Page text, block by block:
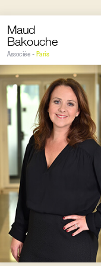
Maud
Bakouche
Associée -Paris